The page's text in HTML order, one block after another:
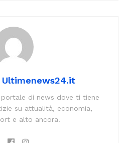
Ultimenews24.it
di news dove ti tiene
su attualità, economia,
e alto ancora.